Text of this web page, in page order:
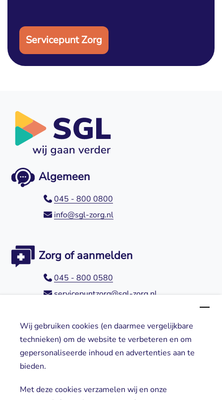
Wij gebruiken cookies (en daarmee vergelijkbare
technieken) om de website te verbeteren en om
gepersonaliseerde inhoud en advertenties aan te
bieden.
Met deze cookies verzamelen wij en onze
Servicepunt Zorg
Algemeen
045 - 800 0800
info@sgl-zorg.nl
Zorg of aanmelden
045 - 800 0580
servicepuntzorg@sgl-zorg.nl
Direct naar
Locaties
Vrijwilligers